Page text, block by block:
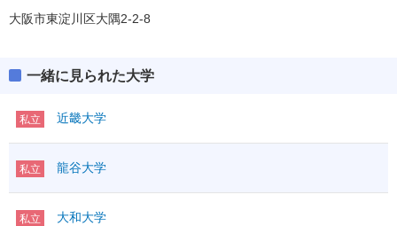
大阪市東淀川区大隅2-2-8
一緒に見られた大学
私立 近畿大学
私立 龍谷大学
私立 大和大学